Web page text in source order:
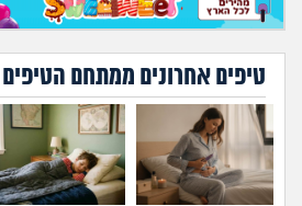
טיפים אחרונים ממתחם הטיפים